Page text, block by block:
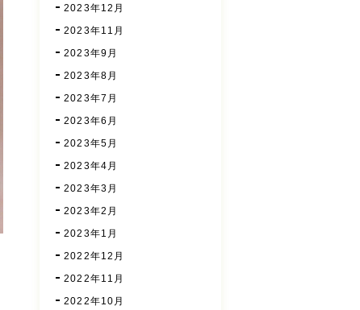
2023年12月
2023年11月
2023年9月
2023年8月
2023年7月
2023年6月
2023年5月
2023年4月
2023年3月
2023年2月
2023年1月
2022年12月
2022年11月
2022年10月